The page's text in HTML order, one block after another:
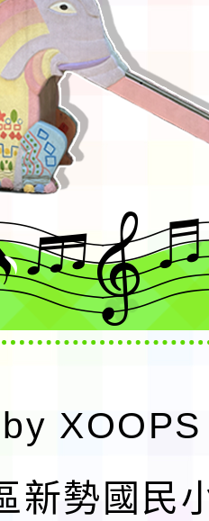
XOOPS
新勢國民